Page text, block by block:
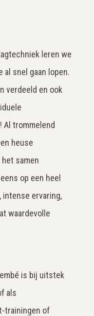
leren we
al snel gaan lopen.
verdeeld en ook
Al trommelend
heuse
samen
op een heel
intense ervaring,
waardevolle
is bij uitstek
als
trainingen of